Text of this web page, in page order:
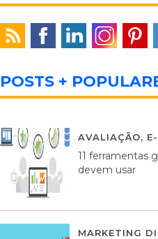
POSTS +
AVALIAÇÃO,
11 ferramentas
devem usar
MARKETING